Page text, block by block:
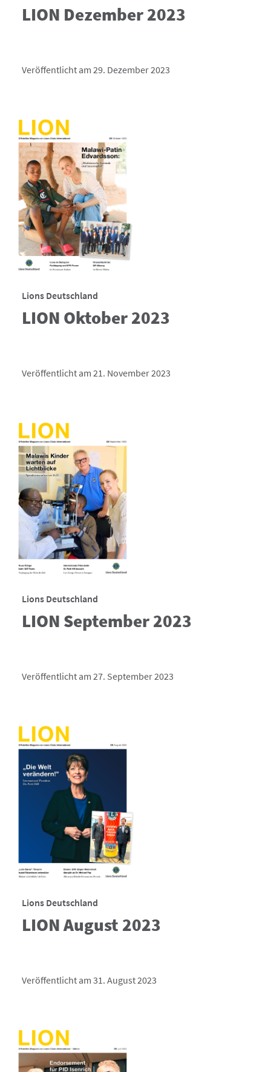
LION Dezember 2023
Veröffentlicht am 29. Dezember 2023
Lions Deutschland
LION Oktober 2023
Veröffentlicht am 21. November 2023
Lions Deutschland
LION September 2023
Veröffentlicht am 27. September 2023
Lions Deutschland
LION August 2023
Veröffentlicht am 31. August 2023